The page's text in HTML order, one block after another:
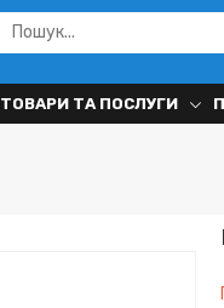
ТОВАРИ ТА ПОСЛУГИ